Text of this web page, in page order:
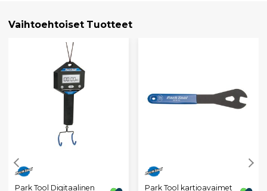
Vaihtoehtoiset Tuotteet
Park Tool Digitaalinen
Park Tool kartioavaimet